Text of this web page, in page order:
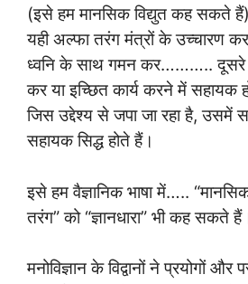
(इसे हम मानसिक विद्युत कह सकते
यही अल्फा तरंग मंत्रों के उच्चारण
ध्वनि के साथ गमन कर……….. दूसरे
कर या इच्छित कार्य करने में सहायक
जिस उद्देश्य से जपा जा रहा है, उसमें
सहायक सिद्ध होते हैं।
इसे हम वैज्ञानिक भाषा में…..
तरंग” को “ज्ञानधारा” भी कह सकते
मनोविज्ञान के विद्वानों ने प्रयोगों और